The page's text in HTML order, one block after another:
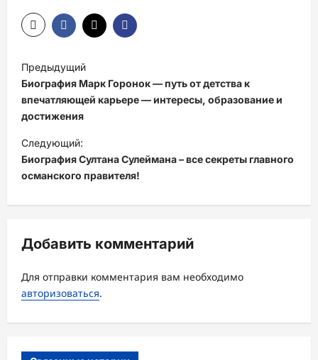
а
в
и
г
а
я
з
а
п
и
Предыдущий
Биография Марк Горонок — путь от детства к
впечатляющей карьере — интересы, образование и
достижения
Следующий:
Биография Султана Сулеймана – все секреты главного
османского правителя!
Добавить комментарий
Для отправки комментария вам необходимо
авторизоваться.